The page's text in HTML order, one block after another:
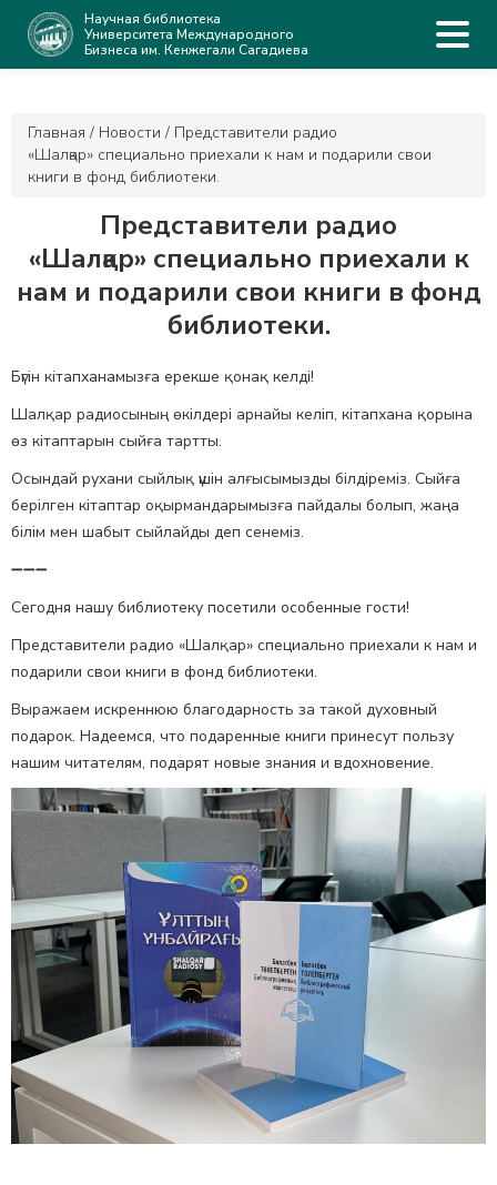
Научная библиотека
Университета Международного
Бизнеса им. Кенжегали Сагадиева
Главная / Новости / Представители радио
«Шалқар» специально приехали к нам и подарили свои
книги в фонд библиотеки.
Представители радио
«Шалқар» специально приехали к
нам и подарили свои книги в фонд
библиотеки.
Бүгін кітапханамызға ерекше қонақ келді!
Шалқар радиосының өкілдері арнайы келіп, кітапхана қорына
өз кітаптарын сыйға тартты.
Осындай рухани сыйлық үшін алғысымызды білдіреміз. Сыйға
берілген кітаптар оқырмандарымызға пайдалы болып, жаңа
білім мен шабыт сыйлайды деп сенеміз.
➖➖➖
Сегодня нашу библиотеку посетили особенные гости!
Представители радио «Шалқар» специально приехали к нам и
подарили свои книги в фонд библиотеки.
Выражаем искреннюю благодарность за такой духовный
подарок. Надеемся, что подаренные книги принесут пользу
нашим читателям, подарят новые знания и вдохновение.